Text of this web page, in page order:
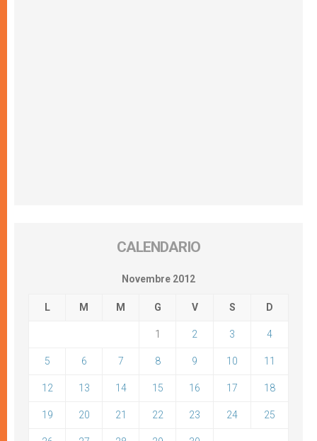
CALENDARIO
Novembre 2012
L M M G V S D
1 2 3 4
5 6 7 8 9 10 11
12 13 14 15 16 17 18
19 20 21 22 23 24 25